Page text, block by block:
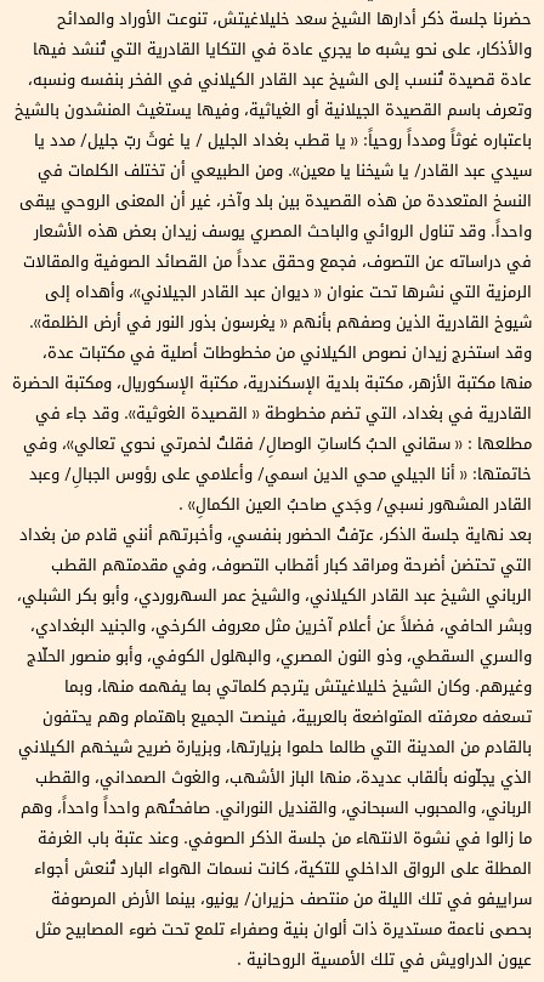
حضرنا جلسة ذكر أدارها الشيخ سعد خليلاغيتش، تنوعت الأوراد والمدائح
والأذكار، على نحو يشبه ما يجري عادة في التكايا القادرية التي تُنشد فيها
عادة قصيدة تُنسب إلى الشيخ عبد القادر الكيلاني في الفخر بنفسه ونسبه،
وتعرف باسم القصيدة الجيلانية أو الغياثية، وفيها يستغيث المنشدون بالشيخ
باعتباره غوثاً ومدداً روحياً: « يا قطب بغداد الجليل / يا غوثَ ربّ جليل/ مدد يا
سيدي عبد القادر/ يا شيخنا يا معين». ومن الطبيعي أن تختلف الكلمات في
النسخ المتعددة من هذه القصيدة بين بلد وآخر، غير أن المعنى الروحي يبقى
واحداً. وقد تناول الروائي والباحث المصري يوسف زيدان بعض هذه الأشعار
في دراساته عن التصوف، فجمع وحقق عدداً من القصائد الصوفية والمقالات
الرمزية التي نشرها تحت عنوان « ديوان عبد القادر الجيلاني»، وأهداه إلى
شيوخ القادرية الذين وصفهم بأنهم « يغرسون بذور النور في أرض الظلمة».
وقد استخرج زيدان نصوص الكيلاني من مخطوطات أصلية في مكتبات عدة،
منها مكتبة الأزهر، مكتبة بلدية الإسكندرية، مكتبة الإسكوريال، ومكتبة الحضرة
القادرية في بغداد، التي تضم مخطوطة « القصيدة الغوثية». وقد جاء في
مطلعها : « سقاني الحبُ كاساتِ الوصالِ/ فقلتُ لخمرتي نحوي تعالي»، وفي
خاتمتها: « أنا الجيلي محي الدين اسمي/ وأعلامي على رؤوس الجبالِ/ وعبد
القادر المشهور نسبي/ وجَدي صاحبُ العين الكمالِ» .
بعد نهاية جلسة الذكر، عرّفتُ الحضور بنفسي، وأخبرتهم أنني قادم من بغداد
التي تحتضن أضرحة ومراقد كبار أقطاب التصوف، وفي مقدمتهم القطب
الرباني الشيخ عبد القادر الكيلاني، والشيخ عمر السهروردي، وأبو بكر الشبلي،
وبشر الحافي، فضلاً عن أعلام آخرين مثل معروف الكرخي، والجنيد البغدادي،
والسري السقطي، وذو النون المصري، والبهلول الكوفي، وأبو منصور الحلّاج
وغيرهم. وكان الشيخ خليلاغيتش يترجم كلماتي بما يفهمه منها، وبما
تسعفه معرفته المتواضعة بالعربية، فينصت الجميع باهتمام وهم يحتفون
بالقادم من المدينة التي طالما حلموا بزيارتها، وبزيارة ضريح شيخهم الكيلاني
الذي يجلّونه بألقاب عديدة، منها الباز الأشهب، والغوث الصمداني، والقطب
الرباني، والمحبوب السبحاني، والقنديل النوراني. صافحتُهم واحداً واحداً، وهم
ما زالوا في نشوة الانتهاء من جلسة الذكر الصوفي. وعند عتبة باب الغرفة
المطلة على الرواق الداخلي للتكية، كانت نسمات الهواء البارد تُنعش أجواء
سراييفو في تلك الليلة من منتصف حزيران/ يونيو، بينما الأرض المرصوفة
بحصى ناعمة مستديرة ذات ألوان بنية وصفراء تلمع تحت ضوء المصابيح مثل
عيون الدراويش في تلك الأمسية الروحانية .